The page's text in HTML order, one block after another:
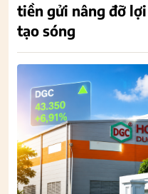
tiền gửi nâng đỡ
tạo sóng